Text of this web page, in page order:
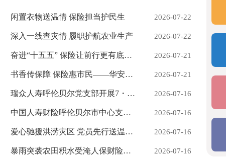
闲置衣物送温情 保险担当护民生 2026-07-22
深入一线查灾情 履职护航农业生产 2026-07-22
奋进“十五五” 保险让前行更有底气 ——安华农业保险呼伦贝尔中心支公司开展2026年 “7•8全国保险公众宣传日”系列宣传活动 2026-07-21
书香传保障 保险惠市民——华安财险呼伦贝尔中心支公司参与呼伦贝尔7·8保险公众宣传日活动 2026-07-21
瑞众人寿呼伦贝尔党支部开展7・8 保险 宣传日公益便民活动 2026-07-16
中国人寿财险呼伦贝尔市中心支公司开展“7·8全国保险公众宣传日——奋进“十五五” 保险让前行更有底气”主题宣传活动 2026-07-16
爱心驰援洪涝灾区 党员先行送温暖——中国大地保险呼伦贝尔中心支公司开展救灾物资捐赠活动 2026-07-16
暴雨突袭农田积水受淹人保财险呼伦贝尔分公司火速下乡开展农险灾情巡查 2026-07-16